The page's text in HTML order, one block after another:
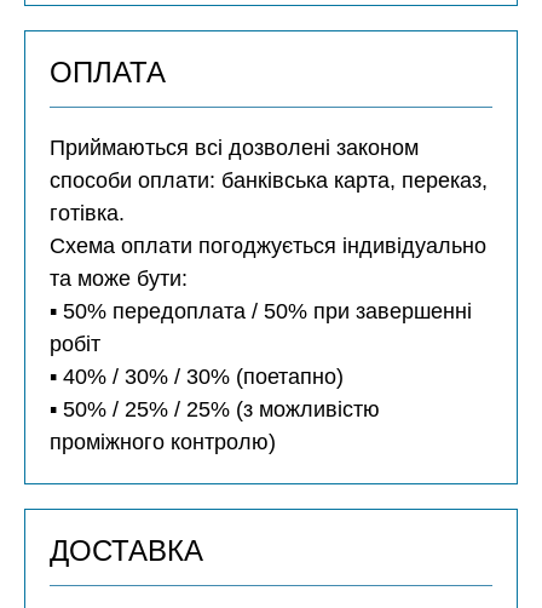
ОПЛАТА
Приймаються всі дозволені законом
способи оплати: банківська карта, переказ,
готівка.
Схема оплати погоджується індивідуально
та може бути:
▪️ 50% передоплата / 50% при завершенні
робіт
▪️ 40% / 30% / 30% (поетапно)
▪️ 50% / 25% / 25% (з можливістю
проміжного контролю)
ДОСТАВКА